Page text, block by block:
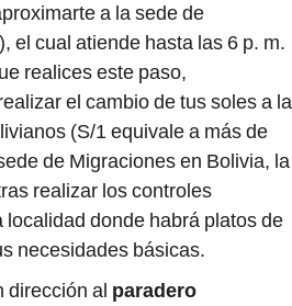
a la sede de
el cual atiende hasta las 6 p. m.
realices este paso,
el cambio de tus soles a la
(S/1 equivale a más de
de Migraciones en Bolivia, la
realizar los controles
donde habrá platos de
necesidades básicas.
dirección al paradero